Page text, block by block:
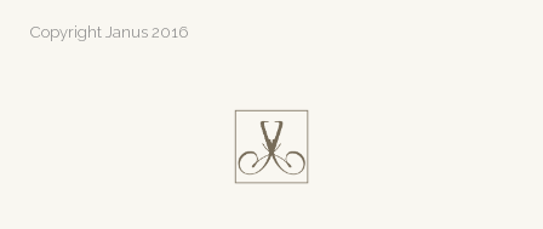
Copyright Janus 2016